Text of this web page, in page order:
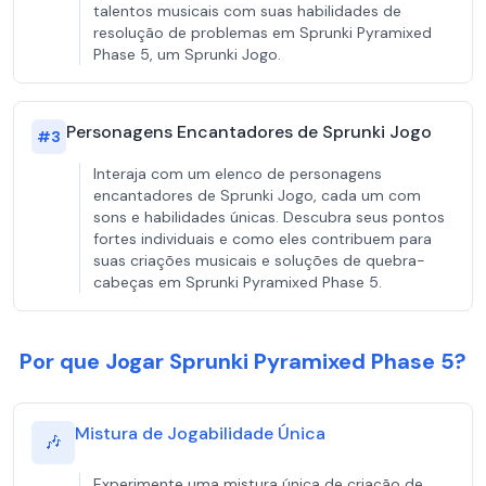
talentos musicais com suas habilidades de
resolução de problemas em Sprunki Pyramixed
Phase 5, um Sprunki Jogo.
#3 Personagens Encantadores de Sprunki Jogo
Interaja com um elenco de personagens
encantadores de Sprunki Jogo, cada um com
sons e habilidades únicas. Descubra seus pontos
fortes individuais e como eles contribuem para
suas criações musicais e soluções de quebra-
cabeças em Sprunki Pyramixed Phase 5.
Por que Jogar Sprunki Pyramixed Phase 5?
🎶 Mistura de Jogabilidade Única